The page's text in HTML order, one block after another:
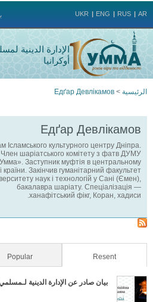
UKR ENG RUS AR
الإدارة الدينية
أوكرانيا
هنا
الرئيسية >
Едґар Девлікамов
Едґар Девлікамов
Ісламського культурного центру Дніпра.
Член шаріатського комітету з фатв ДУМУ
Заступник муфтія в центральному
країни. Закінчив гуманітарний факультет
наук і технологій у Сані (Ємен),
бакалавра шаріату. Спеціалізація —
ханафітський фікг, Коран, хадиси.
Resent
Popular
بيان صادر عن الإدارة الدينية